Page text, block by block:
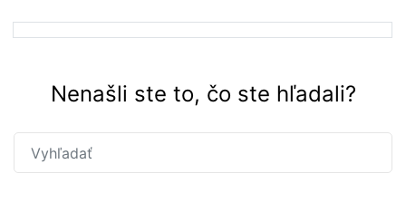
Nenašli ste to, čo ste hľadali?